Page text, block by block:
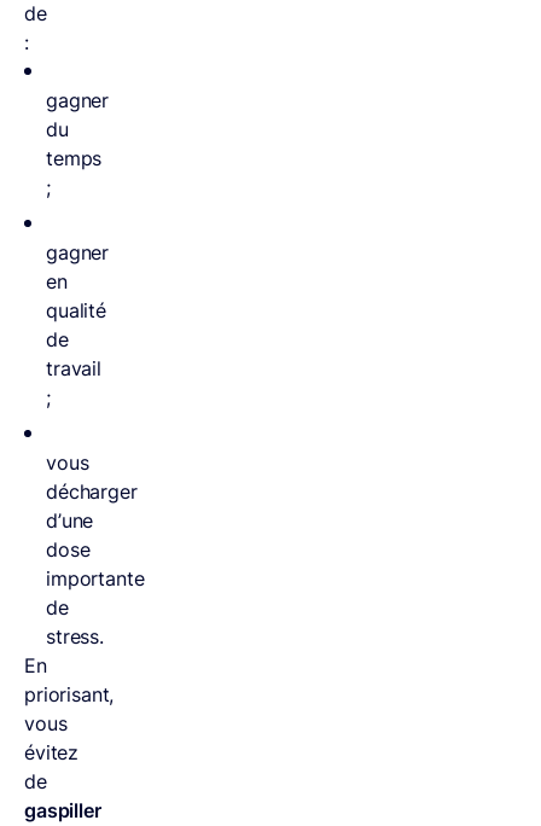
de
:
gagner
du
temps
;
gagner
en
qualité
de
travail
;
vous
décharger
d’une
dose
importante
de
stress.
En
priorisant,
vous
évitez
de
gaspiller